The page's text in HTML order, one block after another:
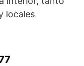
locales